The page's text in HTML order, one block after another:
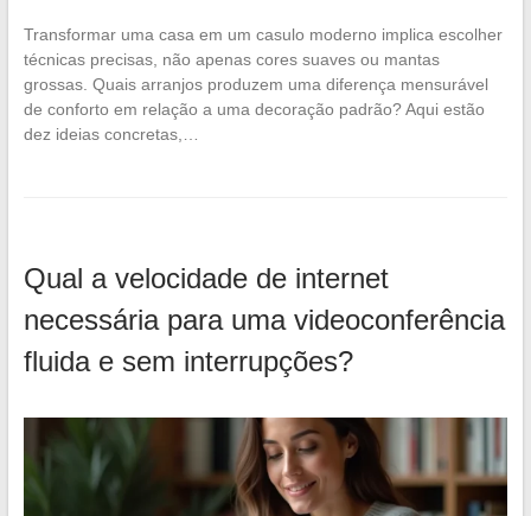
Transformar uma casa em um casulo moderno implica escolher
técnicas precisas, não apenas cores suaves ou mantas
grossas. Quais arranjos produzem uma diferença mensurável
de conforto em relação a uma decoração padrão? Aqui estão
dez ideias concretas,…
Qual a velocidade de internet
necessária para uma videoconferência
fluida e sem interrupções?